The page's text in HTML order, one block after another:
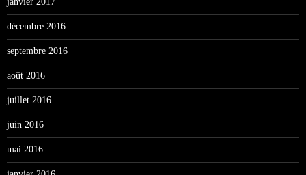
décembre 2016
septembre 2016
août 2016
juillet 2016
juin 2016
mai 2016